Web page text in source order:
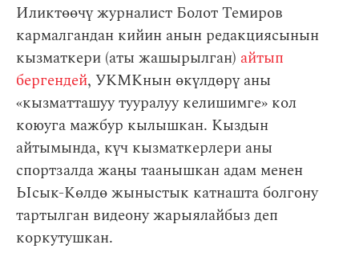
Иликтөөчү журналист Болот Темиров
кармалгандан кийин анын редакциясынын
кызматкери (аты жашырылган) айтып
бергендей, УКМКнын өкүлдөрү аны
«кызматташуу тууралуу келишимге» кол
коюуга мажбур кылышкан. Кыздын
айтымында, күч кызматкерлери аны
спортзалда жаңы таанышкан адам менен
Ысык-Көлдө жыныстык катнашта болгону
тартылган видеону жарыялайбыз деп
коркутушкан.